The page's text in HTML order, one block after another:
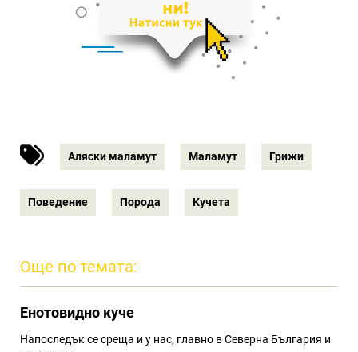
Аляски маламут Маламут Грижи
Поведение Порода Кучета
Още по темата:
Eнотовидно куче
Напоследък се среща и у нас, главно в Северна България и